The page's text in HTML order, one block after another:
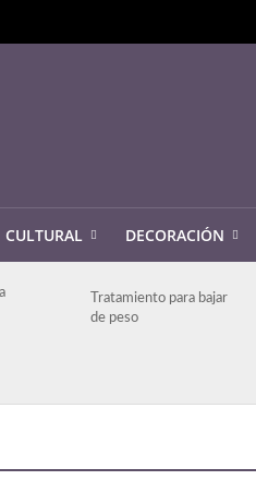
CULTURAL DECORACIÓN
Tratamiento para bajar
de peso